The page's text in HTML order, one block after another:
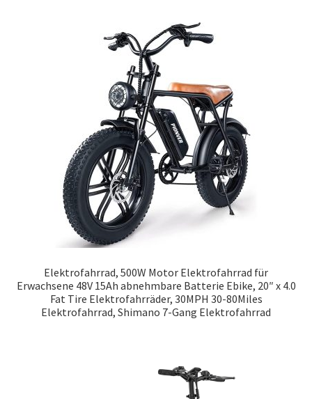
Elektrofahrrad, 500W Motor Elektrofahrrad für
Erwachsene 48V 15Ah abnehmbare Batterie Ebike, 20″ x 4.0
Fat Tire Elektrofahrräder, 30MPH 30-80Miles
Elektrofahrrad, Shimano 7-Gang Elektrofahrrad